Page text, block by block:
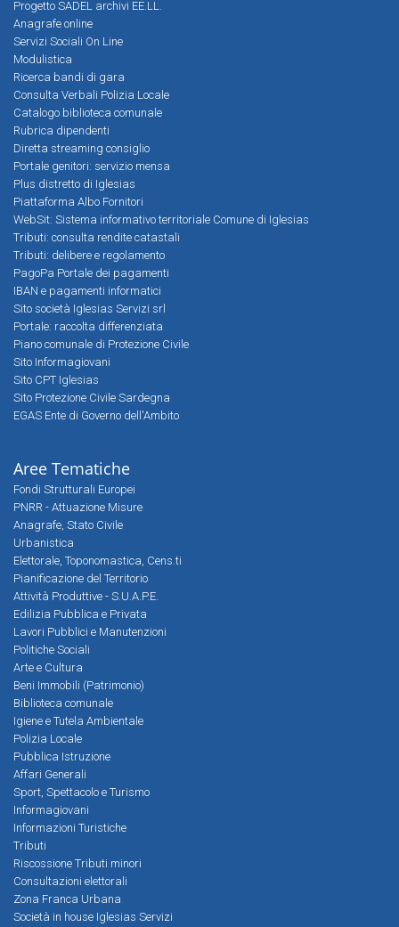
Progetto SADEL archivi EE.LL.
Anagrafe online
Servizi Sociali On Line
Modulistica
Ricerca bandi di gara
Consulta Verbali Polizia Locale
Catalogo biblioteca comunale
Rubrica dipendenti
Diretta streaming consiglio
Portale genitori: servizio mensa
Plus distretto di Iglesias
Piattaforma Albo Fornitori
WebSit: Sistema informativo territoriale Comune di Iglesias
Tributi: consulta rendite catastali
Tributi: delibere e regolamento
PagoPa Portale dei pagamenti
IBAN e pagamenti informatici
Sito società Iglesias Servizi srl
Portale: raccolta differenziata
Piano comunale di Protezione Civile
Sito Informagiovani
Sito CPT Iglesias
Sito Protezione Civile Sardegna
EGAS Ente di Governo dell'Ambito
Aree Tematiche
Fondi Strutturali Europei
PNRR - Attuazione Misure
Anagrafe, Stato Civile
Urbanistica
Elettorale, Toponomastica, Cens.ti
Pianificazione del Territorio
Attività Produttive - S.U.A.P.E.
Edilizia Pubblica e Privata
Lavori Pubblici e Manutenzioni
Politiche Sociali
Arte e Cultura
Beni Immobili (Patrimonio)
Biblioteca comunale
Igiene e Tutela Ambientale
Polizia Locale
Pubblica Istruzione
Affari Generali
Sport, Spettacolo e Turismo
Informagiovani
Informazioni Turistiche
Tributi
Riscossione Tributi minori
Consultazioni elettorali
Zona Franca Urbana
Società in house Iglesias Servizi